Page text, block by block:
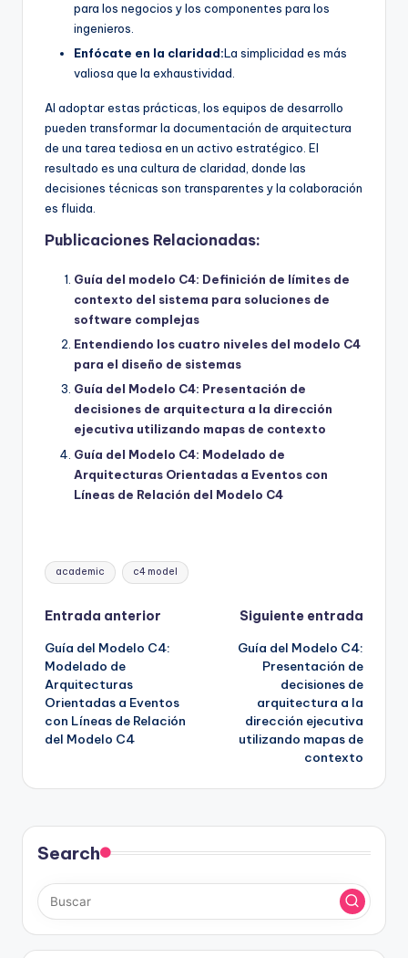
para los negocios y los componentes para los
ingenieros.
Enfócate en la claridad:La simplicidad es más
valiosa que la exhaustividad.
Al adoptar estas prácticas, los equipos de desarrollo
pueden transformar la documentación de arquitectura
de una tarea tediosa en un activo estratégico. El
resultado es una cultura de claridad, donde las
decisiones técnicas son transparentes y la colaboración
es fluida.
Publicaciones Relacionadas:
Guía del modelo C4: Definición de límites de
contexto del sistema para soluciones de
software complejas
Entendiendo los cuatro niveles del modelo C4
para el diseño de sistemas
Guía del Modelo C4: Presentación de
decisiones de arquitectura a la dirección
ejecutiva utilizando mapas de contexto
Guía del Modelo C4: Modelado de
Arquitecturas Orientadas a Eventos con
Líneas de Relación del Modelo C4
Etiquetas:
academic c4 model
Navegación
de
entradas
Entrada anterior
Guía del Modelo C4:
Modelado de
Arquitecturas
Orientadas a Eventos
con Líneas de Relación
del Modelo C4
Siguiente entrada
Guía del Modelo C4:
Presentación de
decisiones de
arquitectura a la
dirección ejecutiva
utilizando mapas de
contexto
Search